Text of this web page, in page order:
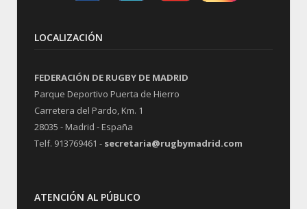
LOCALIZACIÓN
FEDERACIÓN DE RUGBY DE MADRID
Parque Deportivo Puerta de Hierro
Carretera del Pardo, Km. 1
28035 - Madrid - España
Telf. 913769461 - secretaria@rugbymadrid.com
ATENCIÓN AL PÚBLICO